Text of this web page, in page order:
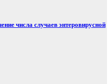
числа случаев энтеровирусной